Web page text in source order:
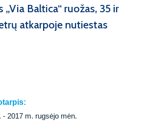
statyba
statyba
tinklų statyba
Baltica“ ruožas, 35 ir
atkarpoje nutiestas
2017 m. rugsėjo mėn.